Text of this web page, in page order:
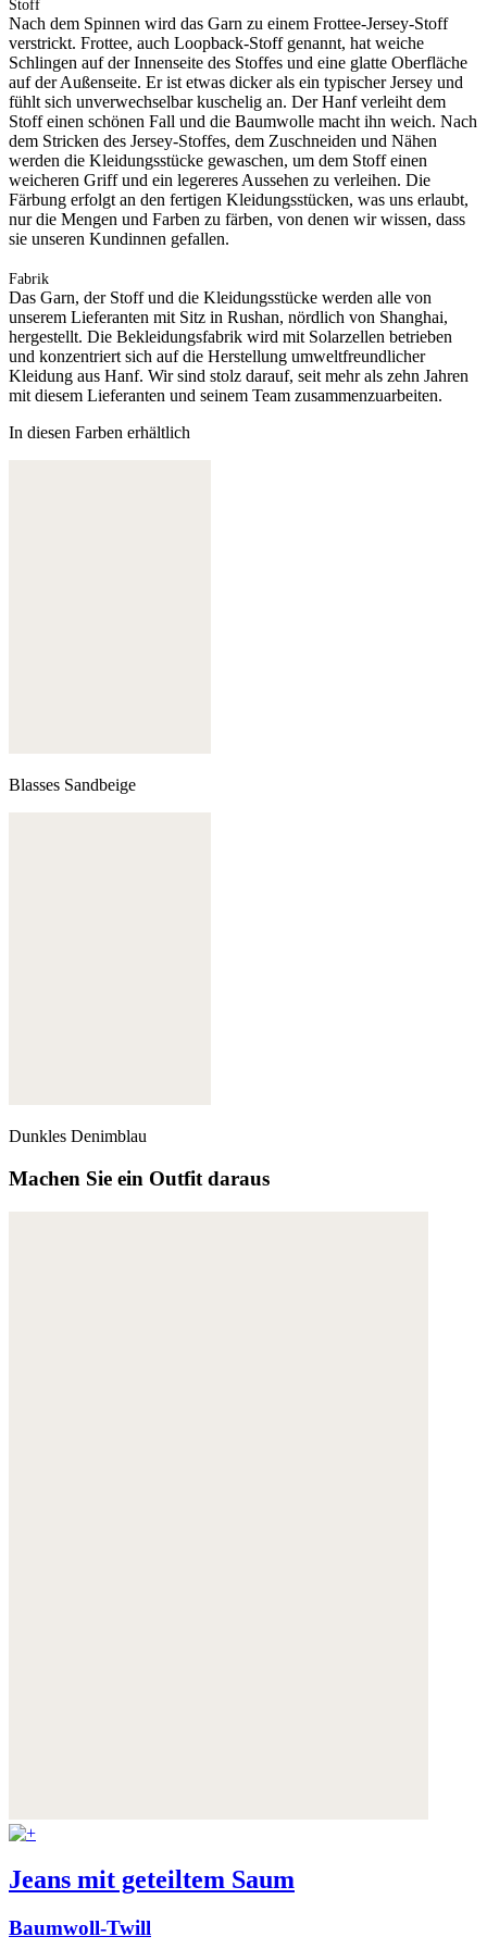
Stoff
Nach dem Spinnen wird das Garn zu einem Frottee-Jersey-Stoff
verstrickt. Frottee, auch Loopback-Stoff genannt, hat weiche
Schlingen auf der Innenseite des Stoffes und eine glatte Oberfläche
auf der Außenseite. Er ist etwas dicker als ein typischer Jersey und
fühlt sich unverwechselbar kuschelig an. Der Hanf verleiht dem
Stoff einen schönen Fall und die Baumwolle macht ihn weich. Nach
dem Stricken des Jersey-Stoffes, dem Zuschneiden und Nähen
werden die Kleidungsstücke gewaschen, um dem Stoff einen
weicheren Griff und ein legereres Aussehen zu verleihen. Die
Färbung erfolgt an den fertigen Kleidungsstücken, was uns erlaubt,
nur die Mengen und Farben zu färben, von denen wir wissen, dass
sie unseren Kundinnen gefallen.
Fabrik
Das Garn, der Stoff und die Kleidungsstücke werden alle von
unserem Lieferanten mit Sitz in Rushan, nördlich von Shanghai,
hergestellt. Die Bekleidungsfabrik wird mit Solarzellen betrieben
und konzentriert sich auf die Herstellung umweltfreundlicher
Kleidung aus Hanf. Wir sind stolz darauf, seit mehr als zehn Jahren
mit diesem Lieferanten und seinem Team zusammenzuarbeiten.
In diesen Farben erhältlich
Blasses Sandbeige
Dunkles Denimblau
Machen Sie ein Outfit daraus
Jeans mit geteiltem Saum
Baumwoll-Twill